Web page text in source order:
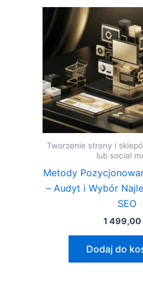
Tworzenie strony i
lub social
Metody
– Audyt i Wybór
SEO
1 499,00
Dodaj do